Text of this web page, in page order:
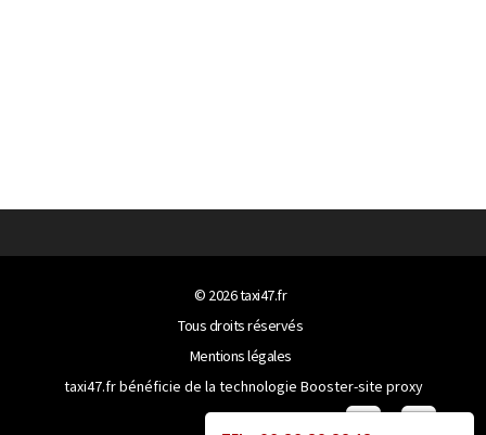
© 2026taxi47.fr
Tous droits réservés
Mentions légales
taxi47.fr bénéficie de la technologie Booster-site proxy